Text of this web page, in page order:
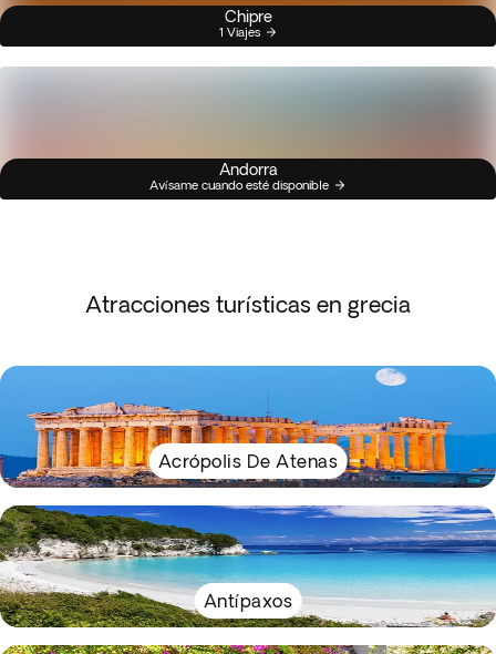
Chipre
1 Viajes
Andorra
Avísame cuando esté disponible
Atracciones turísticas en grecia
Acrópolis De Atenas
Antípaxos